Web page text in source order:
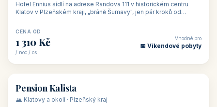
Hotel Ennius sídlí na adrese Randova 111 v historickém centru
Klatov v Plzeňském kraji, „bráně Šumavy", jen pár kroků od
CENA OD
1 310 Kč
/ noc / os.
Vhodné pro
📅 Víkendové pobyty
🏡 penzion
Pension Kalista
🏔️ Klatovy a okolí · Plzeňský kraj